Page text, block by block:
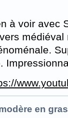
à voir avec
en